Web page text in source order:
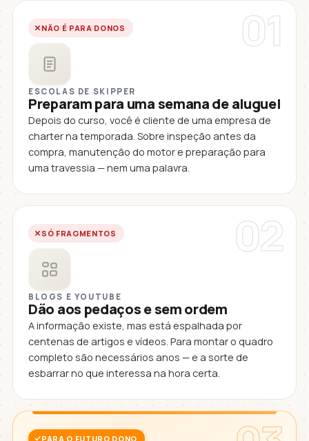
01
NÃO É PARA DONOS
ESCOLAS DE SKIPPER
Preparam para uma semana de aluguel
Depois do curso, você é cliente de uma empresa de
charter na temporada. Sobre inspeção antes da
compra, manutenção do motor e preparação para
uma travessia — nem uma palavra.
02
SÓ FRAGMENTOS
BLOGS E YOUTUBE
Dão aos pedaços e sem ordem
A informação existe, mas está espalhada por
centenas de artigos e vídeos. Para montar o quadro
completo são necessários anos — e a sorte de
esbarrar no que interessa na hora certa.
PARA O FUTURO DONO